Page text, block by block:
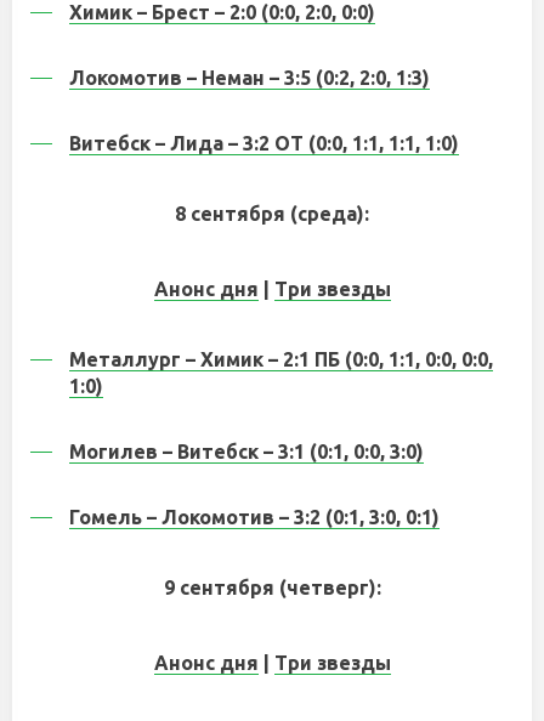
Химик – Брест – 2:0 (0:0, 2:0, 0:0)
Локомотив – Неман – 3:5 (0:2, 2:0, 1:3)
Витебск – Лида – 3:2 ОТ (0:0, 1:1, 1:1, 1:0)
8 сентября (среда):
Анонс дня Три звезды
Металлург – Химик – 2:1 ПБ (0:0, 1:1, 0:0, 0:0,
1:0)
Могилев – Витебск – 3:1 (0:1, 0:0, 3:0)
Гомель – Локомотив – 3:2 (0:1, 3:0, 0:1)
9 сентября (четверг):
Анонс дня Три звезды